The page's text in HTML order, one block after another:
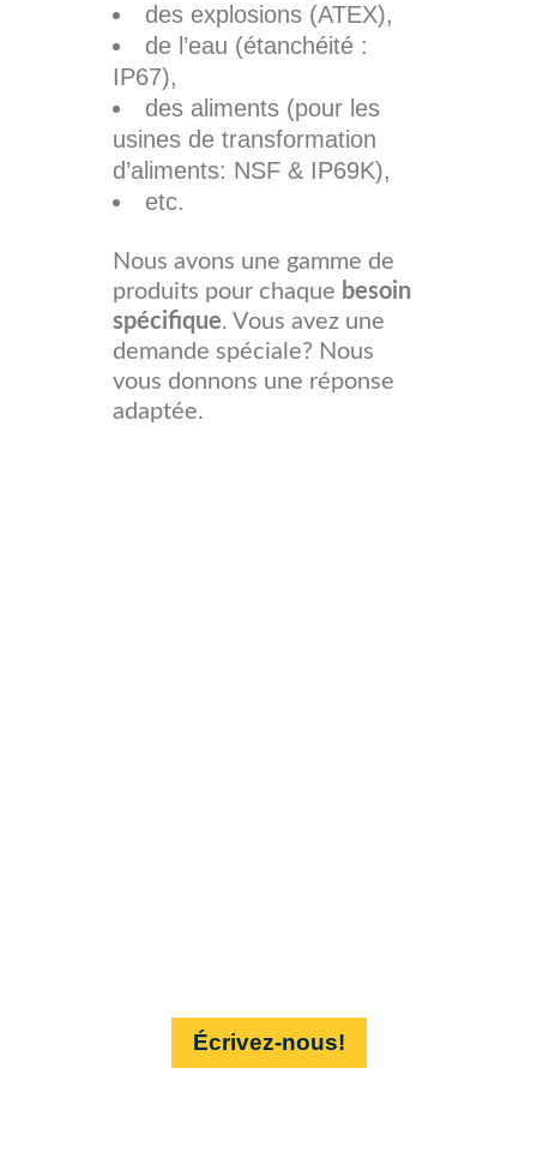
des explosions (ATEX),
de l’eau (étanchéité :
IP67),
des aliments (pour les
usines de transformation
d’aliments: NSF & IP69K),
etc.
Nous avons une gamme de
produits pour chaque besoin
spécifique. Vous avez une
demande spéciale? Nous
vous donnons une réponse
adaptée.
Écrivez-nous!